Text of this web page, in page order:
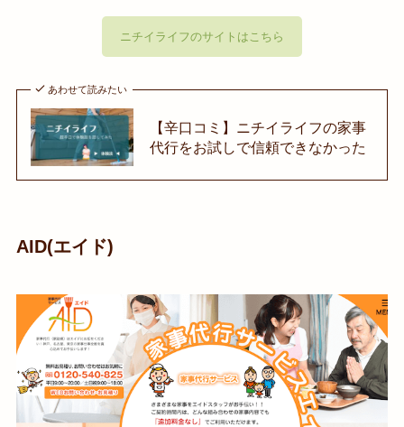
ニチイライフのサイトはこちら
あわせて読みたい
【辛口コミ】ニチイライフの家事
代行をお試しで信頼できなかった
AID(エイド)